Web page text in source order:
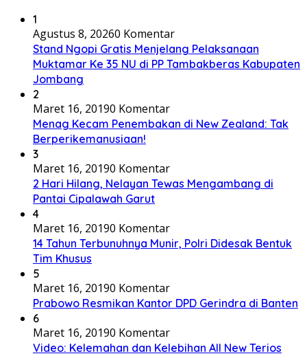
1
Agustus 8, 20260 Komentar
Stand Ngopi Gratis Menjelang Pelaksanaan
Muktamar Ke 35 NU di PP Tambakberas Kabupaten
Jombang
2
Maret 16, 20190 Komentar
Menag Kecam Penembakan di New Zealand: Tak
Berperikemanusiaan!
3
Maret 16, 20190 Komentar
2 Hari Hilang, Nelayan Tewas Mengambang di
Pantai Cipalawah Garut
4
Maret 16, 20190 Komentar
14 Tahun Terbunuhnya Munir, Polri Didesak Bentuk
Tim Khusus
5
Maret 16, 20190 Komentar
Prabowo Resmikan Kantor DPD Gerindra di Banten
6
Maret 16, 20190 Komentar
Video: Kelemahan dan Kelebihan All New Terios